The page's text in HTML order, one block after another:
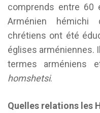
comprends entre 60
Arménien
chrétiens ont été
églises arméniennes.
termes arméniens
homshetsi.
Quelles relations les